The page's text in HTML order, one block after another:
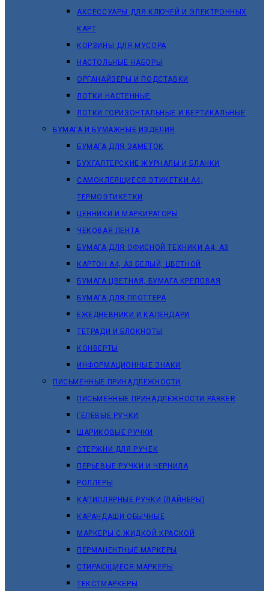
АКСЕССУАРЫ ДЛЯ КЛЮЧЕЙ И ЭЛЕКТРОННЫХ
КАРТ
КОРЗИНЫ ДЛЯ МУСОРА
НАСТОЛЬНЫЕ НАБОРЫ
ОРГАНАЙЗЕРЫ И ПОДСТАВКИ
ЛОТКИ НАСТЕННЫЕ
ЛОТКИ ГОРИЗОНТАЛЬНЫЕ И ВЕРТИКАЛЬНЫЕ
БУМАГА И БУМАЖНЫЕ ИЗДЕЛИЯ
БУМАГА ДЛЯ ЗАМЕТОК
БУХГАЛТЕРСКИЕ ЖУРНАЛЫ И БЛАНКИ
САМОКЛЕЯЩИЕСЯ ЭТИКЕТКИ А4,
ТЕРМОЭТИКЕТКИ
ЦЕННИКИ И МАРКИРАТОРЫ
ЧЕКОВАЯ ЛЕНТА
БУМАГА ДЛЯ ОФИСНОЙ ТЕХНИКИ А4, А3
КАРТОН А4, А3 БЕЛЫЙ, ЦВЕТНОЙ
БУМАГА ЦВЕТНАЯ, БУМАГА КРЕПОВАЯ
БУМАГА ДЛЯ ПЛОТТЕРА
ЕЖЕДНЕВНИКИ И КАЛЕНДАРИ
ТЕТРАДИ И БЛОКНОТЫ
КОНВЕРТЫ
ИНФОРМАЦИОННЫЕ ЗНАКИ
ПИСЬМЕННЫЕ ПРИНАДЛЕЖНОСТИ
ПИСЬМЕННЫЕ ПРИНАДЛЕЖНОСТИ PARKER
ГЕЛЕВЫЕ РУЧКИ
ШАРИКОВЫЕ РУЧКИ
СТЕРЖНИ ДЛЯ РУЧЕК
ПЕРЬЕВЫЕ РУЧКИ И ЧЕРНИЛА
РОЛЛЕРЫ
КАПИЛЛЯРНЫЕ РУЧКИ (ЛАЙНЕРЫ)
КАРАНДАШИ ОБЫЧНЫЕ
МАРКЕРЫ C ЖИДКОЙ КРАСКОЙ
ПЕРМАНЕНТНЫЕ МАРКЕРЫ
СТИРАЮЩИЕСЯ МАРКЕРЫ
ТЕКСТМАРКЕРЫ